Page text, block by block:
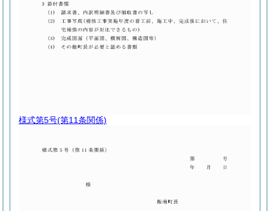
様式第5号(第11条関係)